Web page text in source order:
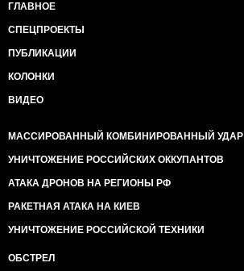
ГЛАВНОЕ
СПЕЦПРОЕКТЫ
ПУБЛИКАЦИИ
КОЛОНКИ
ВИДЕО
МАССИРОВАННЫЙ КОМБИНИРОВАННЫЙ УДАР
УНИЧТОЖЕНИЕ РОССИЙСКИХ ОККУПАНТОВ
АТАКА ДРОНОВ НА РЕГИОНЫ РФ
РАКЕТНАЯ АТАКА НА КИЕВ
УНИЧТОЖЕНИЕ РОССИЙСКОЙ ТЕХНИКИ
ОБСТРЕЛ